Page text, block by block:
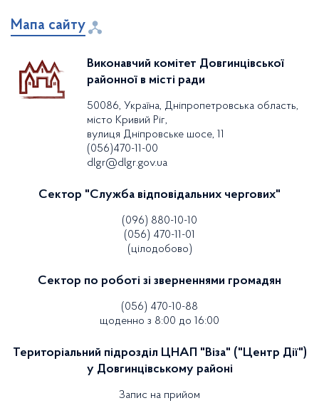
Мапа сайту
Виконавчий комітет Довгинцівської
районної в місті ради
50086, Україна, Дніпропетровська область,
місто Кривий Ріг,
вулиця Дніпровське шосе, 11
(056)470-11-00
dlgr@dlgr.gov.ua
Сектор "Служба відповідальних чергових"
(096) 880-10-10
(056) 470-11-01
(цілодобово)
Сектор по роботі зі зверненнями громадян
(056) 470-10-88
щоденно з 8:00 до 16:00
Територіальний підрозділ ЦНАП "Віза" ("Центр Дії")
у Довгинцівському районі
Запис на прийом